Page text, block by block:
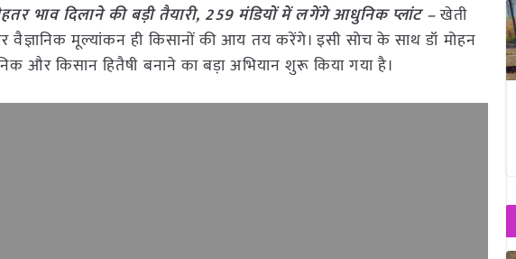
भाव दिलाने की बड़ी तैयारी, 259 मंडियों में लगेंगे आधुनिक प्लांट –खेती
मूल्यांकन ही किसानों की आय तय करेंगे। इसी सोच के साथ डॉ मोहन
और किसान हितैषी बनाने का बड़ा अभियान शुरू किया गया है।